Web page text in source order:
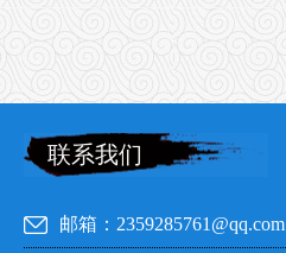
联系我们
邮箱：2359285761@qq.com